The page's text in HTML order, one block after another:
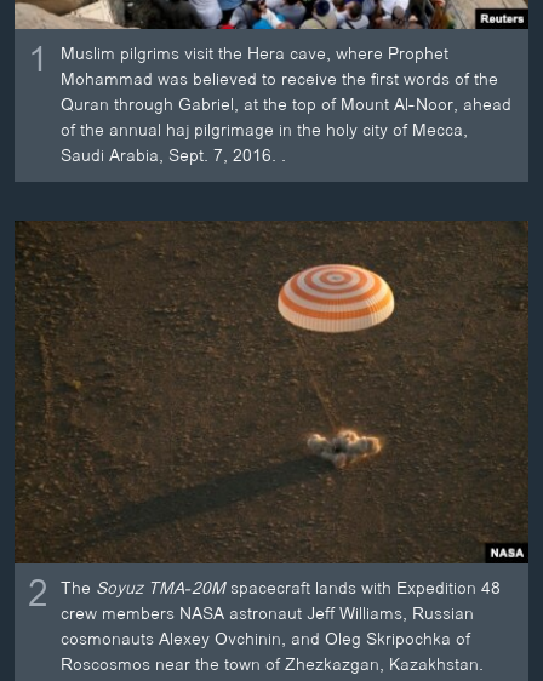
ສຽງ
ລາຍການກະຈາຍສຽງ
ລາຍງານ
ຕິດຕາມພວກເຮົາ ທີ່
1
Muslim pilgrims visit the Hera cave, where Prophet
Mohammad was believed to receive the first words of the
Quran through Gabriel, at the top of Mount Al-Noor, ahead
of the annual haj pilgrimage in the holy city of Mecca,
Saudi Arabia, Sept. 7, 2016. .
2 The Soyuz TMA-20Mspacecraft lands with Expedition 48
crew members NASA astronaut Jeff Williams, Russian
cosmonauts Alexey Ovchinin, and Oleg Skripochka of
Roscosmos near the town of Zhezkazgan, Kazakhstan.